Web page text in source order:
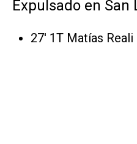
Expulsado en San
27' 1T Matías